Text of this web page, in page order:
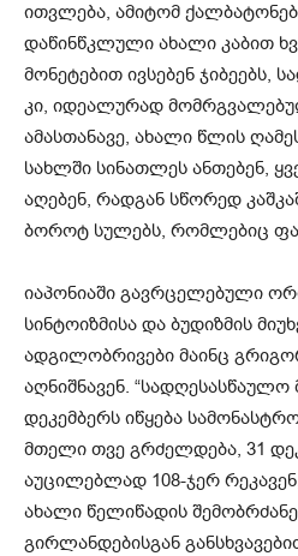
ითვლება, ამიტომ
დაწინწკლული ახალი კაბით
მონეტებით ივსებენ ჯიბეებს,
კი, იდეალურად
ამასთანავე, ახალი წლის
სახლში სინათლეს ანთებენ,
აღებენ, რადგან სწორედ
ბოროტ სულებს, რომლებიც
იაპონიაში გავრცელებული
სინტოიზმისა და ბუდიზმის
ადგილობრივები მაინც
აღნიშნავენ. “სადღესასწაულო
დეკემბერს იწყება
მთელი თვე გრძელდება, 31
აუცილებლად 108-ჯერ
ახალი წელიწადის
გირლანდებისგან